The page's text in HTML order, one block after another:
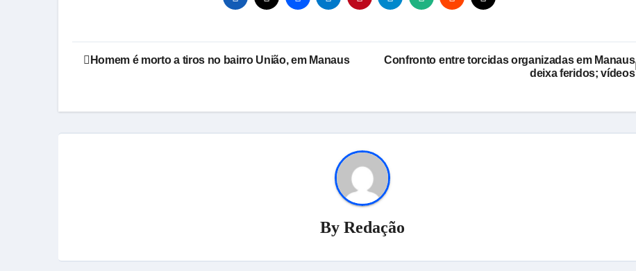
Navegação
Post
Homem é morto a tiros no bairro União, em Manaus
Confronto entre torcidas organizadas em Manaus
deixa feridos; vídeos
By Redação